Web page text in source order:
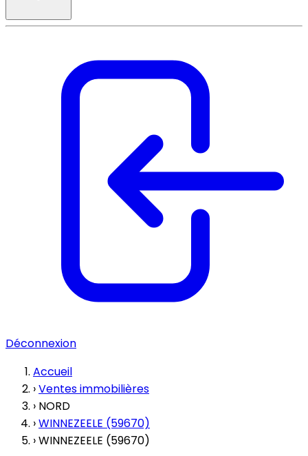
Déconnexion
Accueil
›Ventes immobilières
› NORD
›WINNEZEELE (59670)
›WINNEZEELE (59670)